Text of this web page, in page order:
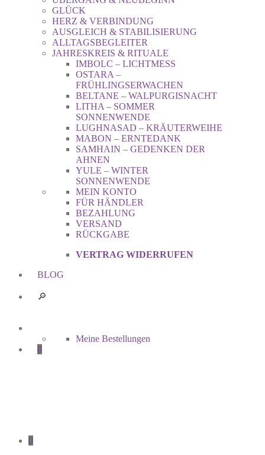
GLÜCK
HERZ & VERBINDUNG
AUSGLEICH & STABILISIERUNG
ALLTAGSBEGLEITER
JAHRESKREIS & RITUALE
IMBOLC – LICHTMESS
OSTARA –
FRÜHLINGSERWACHEN
BELTANE – WALPURGISNACHT
LITHA – SOMMER
SONNENWENDE
LUGHNASAD – KRÄUTERWEIHE
MABON – ERNTEDANK
SAMHAIN – GEDENKEN DER
AHNEN
YULE – WINTER
SONNENWENDE
MEIN KONTO
FÜR HÄNDLER
BEZAHLUNG
VERSAND
RÜCKGABE
VERTRAG WIDERRUFEN
BLOG
🔎︎
Meine Bestellungen
0
0